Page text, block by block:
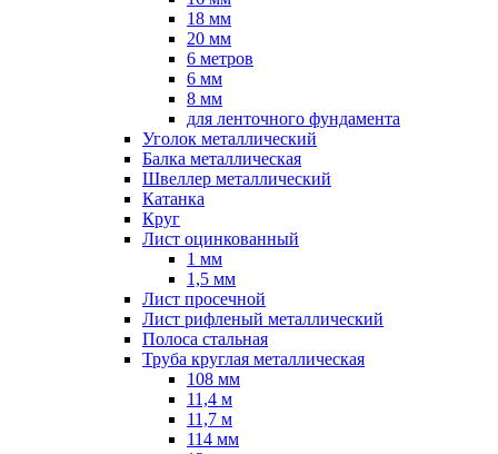
18 мм
20 мм
6 метров
6 мм
8 мм
для ленточного фундамента
Уголок металлический
Балка металлическая
Швеллер металлический
Катанка
Круг
Лист оцинкованный
1 мм
1,5 мм
Лист просечной
Лист рифленый металлический
Полоса стальная
Труба круглая металлическая
108 мм
11,4 м
11,7 м
114 мм